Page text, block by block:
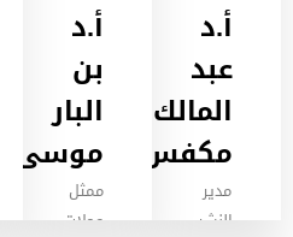
أ.د
عبد
المالك
مكفس
مدير
النشر
أ.د
بن
البار
موسى
ممثل
مجلات